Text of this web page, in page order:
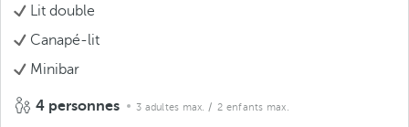
Lit double
Canapé-lit
Minibar
4 personnes 3 adultes max. / 2 enfants max.